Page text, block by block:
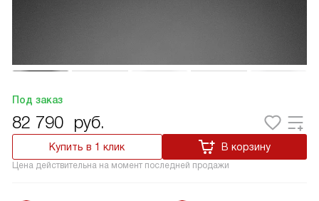
Под заказ
82 790 руб.
Купить в 1 клик В корзину
Цена действительна на момент последней продажи